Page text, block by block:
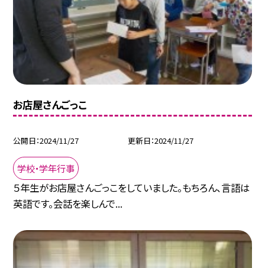
お店屋さんごっこ
公開日 2024/11/27 更新日 2024/11/27
学校・学年行事
５年生がお店屋さんごっこをしていました。もちろん、言語は
英語です。会話を楽しんで...